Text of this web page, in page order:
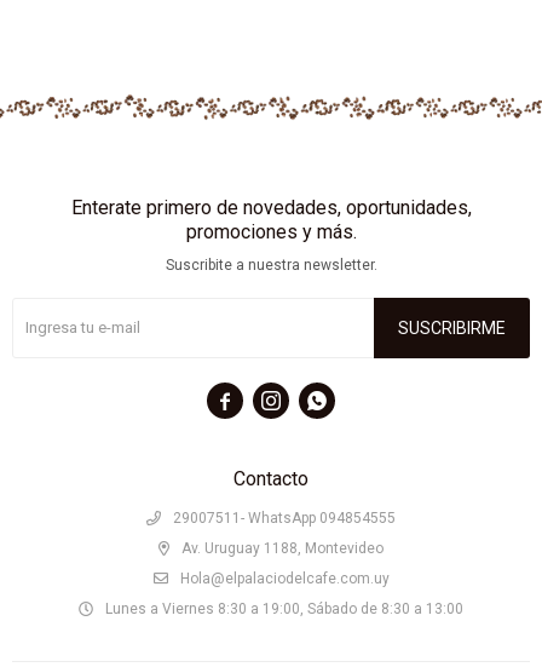
Contacto
29007511- WhatsApp 094854555
Av. Uruguay 1188, Montevideo
Hola@elpalaciodelcafe.com.uy
Lunes a Viernes 8:30 a 19:00, Sábado de 8:30 a 13:00
Enterate primero de novedades, oportunidades,
promociones y más.
Suscribite a nuestra newsletter.
SUSCRIBIRME
  